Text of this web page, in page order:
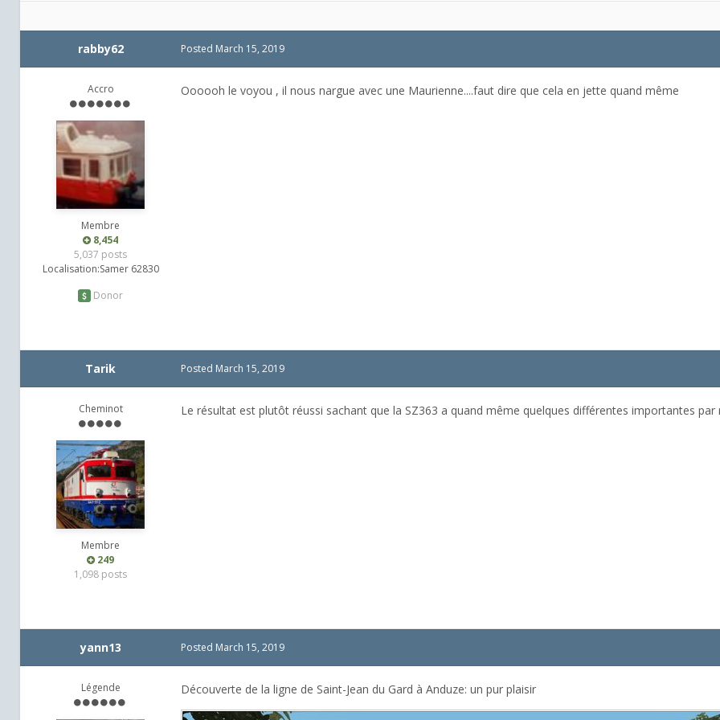
rabby62
Accro
Membre
8,454
5,037 posts
Localisation:Samer 62830
Donor
Posted March 15, 2019
Oooooh le voyou , il nous nargue avec une Maurienne....faut dire que cela en jette quand même
Tarik
Cheminot
Membre
249
1,098 posts
Posted March 15, 2019
Le résultat est plutôt réussi sachant que la SZ363 a quand même quelques différentes importantes par
yann13
Légende
Posted March 15, 2019
Découverte de la ligne de Saint-Jean du Gard à Anduze: un pur plaisir